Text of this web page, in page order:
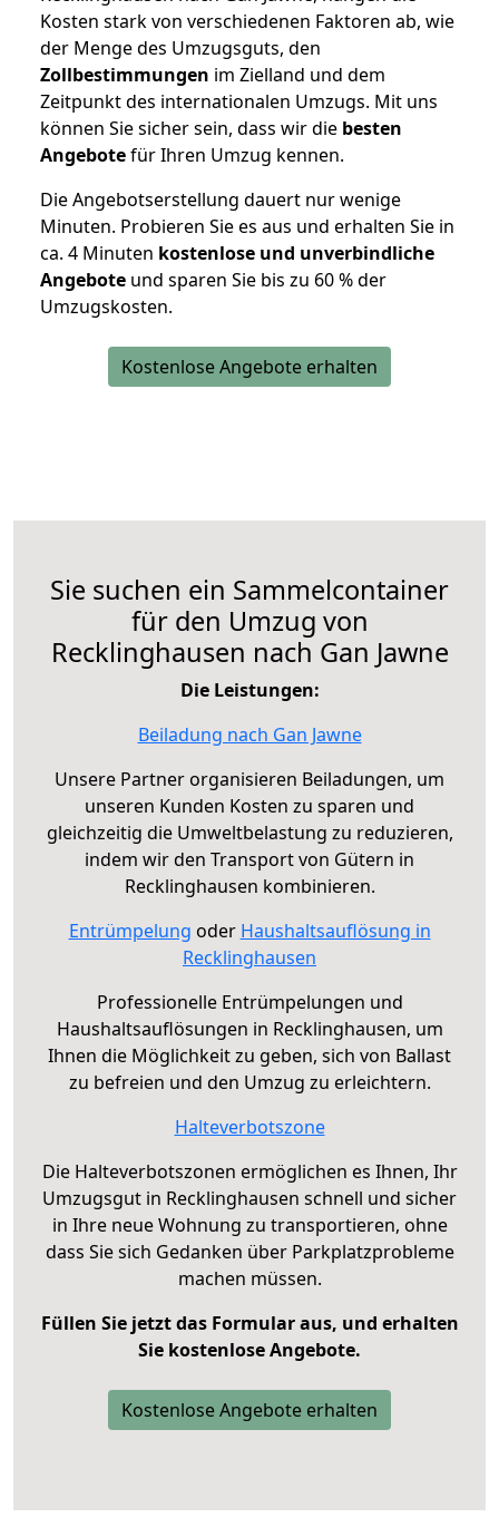
Kosten stark von verschiedenen Faktoren ab, wie
der Menge des Umzugsguts, den
Zollbestimmungen im Zielland und dem
Zeitpunkt des internationalen Umzugs. Mit uns
können Sie sicher sein, dass wir die besten
Angebotefür Ihren Umzug kennen.
Die Angebotserstellung dauert nur wenige
Minuten. Probieren Sie es aus und erhalten Sie in
ca. 4 Minuten kostenlose und unverbindliche
Angebote und sparen Sie bis zu 60 % der
Umzugskosten.
Kostenlose Angebote erhalten
Sie suchen ein Sammelcontainer
für den Umzug von
Recklinghausen nach Gan Jawne
Die Leistungen:
Beiladung nach Gan Jawne
Unsere Partner organisieren Beiladungen, um
unseren Kunden Kosten zu sparen und
gleichzeitig die Umweltbelastung zu reduzieren,
indem wir den Transport von Gütern in
Recklinghausen kombinieren.
Entrümpelung oder Haushaltsauflösung in
Recklinghausen
Professionelle Entrümpelungen und
Haushaltsauflösungen in Recklinghausen, um
Ihnen die Möglichkeit zu geben, sich von Ballast
zu befreien und den Umzug zu erleichtern.
Halteverbotszone
Die Halteverbotszonen ermöglichen es Ihnen, Ihr
Umzugsgut in Recklinghausen schnell und sicher
in Ihre neue Wohnung zu transportieren, ohne
dass Sie sich Gedanken über Parkplatzprobleme
machen müssen.
Füllen Sie jetzt das Formular aus, und erhalten
Sie kostenlose Angebote.
Kostenlose Angebote erhalten